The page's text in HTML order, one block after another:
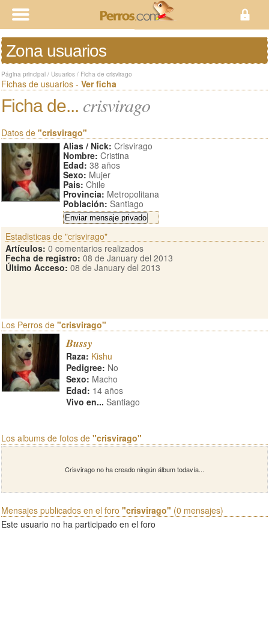
Zona usuarios
Página principal / Usuarios / Ficha de crisvirago
Fichas de usuarios - Ver ficha
Ficha de... crisvirago
Datos de "crisvirago"
Alias / Nick: Crisvirago
Nombre: Cristina
Edad: 38 años
Sexo: Mujer
Pais: Chile
Provincia: Metropolitana
Población: Santiago
Estadisticas de "crisvirago"
Artículos: 0 comentarios realizados
Fecha de registro: 08 de January del 2013
Último Acceso: 08 de January del 2013
Los Perros de "crisvirago"
Bussy
Raza: Kishu
Pedigree: No
Sexo: Macho
Edad: 14 años
Vivo en... Santiago
Los albums de fotos de "crisvirago"
Crisvirago no ha creado ningún álbum todavía...
Mensajes publicados en el foro "crisvirago" (0 mensajes)
Este usuario no ha participado en el foro